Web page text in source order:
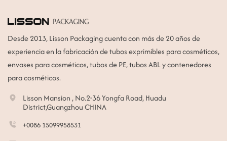
Desde 2013, Lisson Packaging cuenta con más de 20 años de
experiencia en la fabricación de tubos exprimibles para cosméticos,
envases para cosméticos, tubos de PE, tubos ABL y contenedores
para cosméticos.
Lisson Mansion , No.2-36 Yongfa Road, Huadu
District,Guangzhou CHINA
+0086 15099958531